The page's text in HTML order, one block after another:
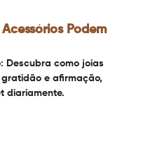
Podem
Descubra como joias
e afirmação,
diariamente.